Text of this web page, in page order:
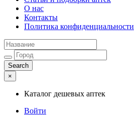
О нас
Контакты
Политика конфиденциальности
×
Каталог дешевых аптек
Войти